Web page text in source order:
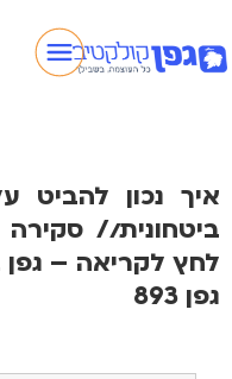
איך נכון להביט
ביטחונית//
לחץ לקריאה –
גפן 893